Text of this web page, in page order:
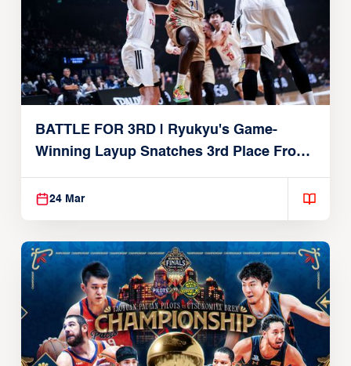
BATTLE FOR 3RD | Ryukyu's Game-
Winning Layup Snatches 3rd Place From
Alvark
24 Mar